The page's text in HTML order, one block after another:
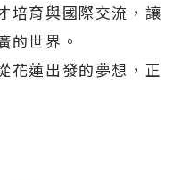
培育與國際交流，讓
的世界。
花蓮出發的夢想，正